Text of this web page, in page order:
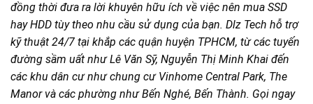
đồng thời đưa ra lời khuyên hữu ích về việc nên mua SSD
hay HDD tùy theo nhu cầu sử dụng của bạn. Dlz Tech hỗ trợ
kỹ thuật 24/7 tại khắp các quận huyện TPHCM, từ các tuyến
đường sầm uất như Lê Văn Sỹ, Nguyễn Thị Minh Khai đến
các khu dân cư như chung cư Vinhome Central Park, The
Manor và các phường như Bến Nghé, Bến Thành. Gọi ngay